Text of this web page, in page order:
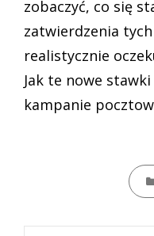
zobaczyć, co się
zatwierdzenia
realistycznie
Jak te nowe
kampanie